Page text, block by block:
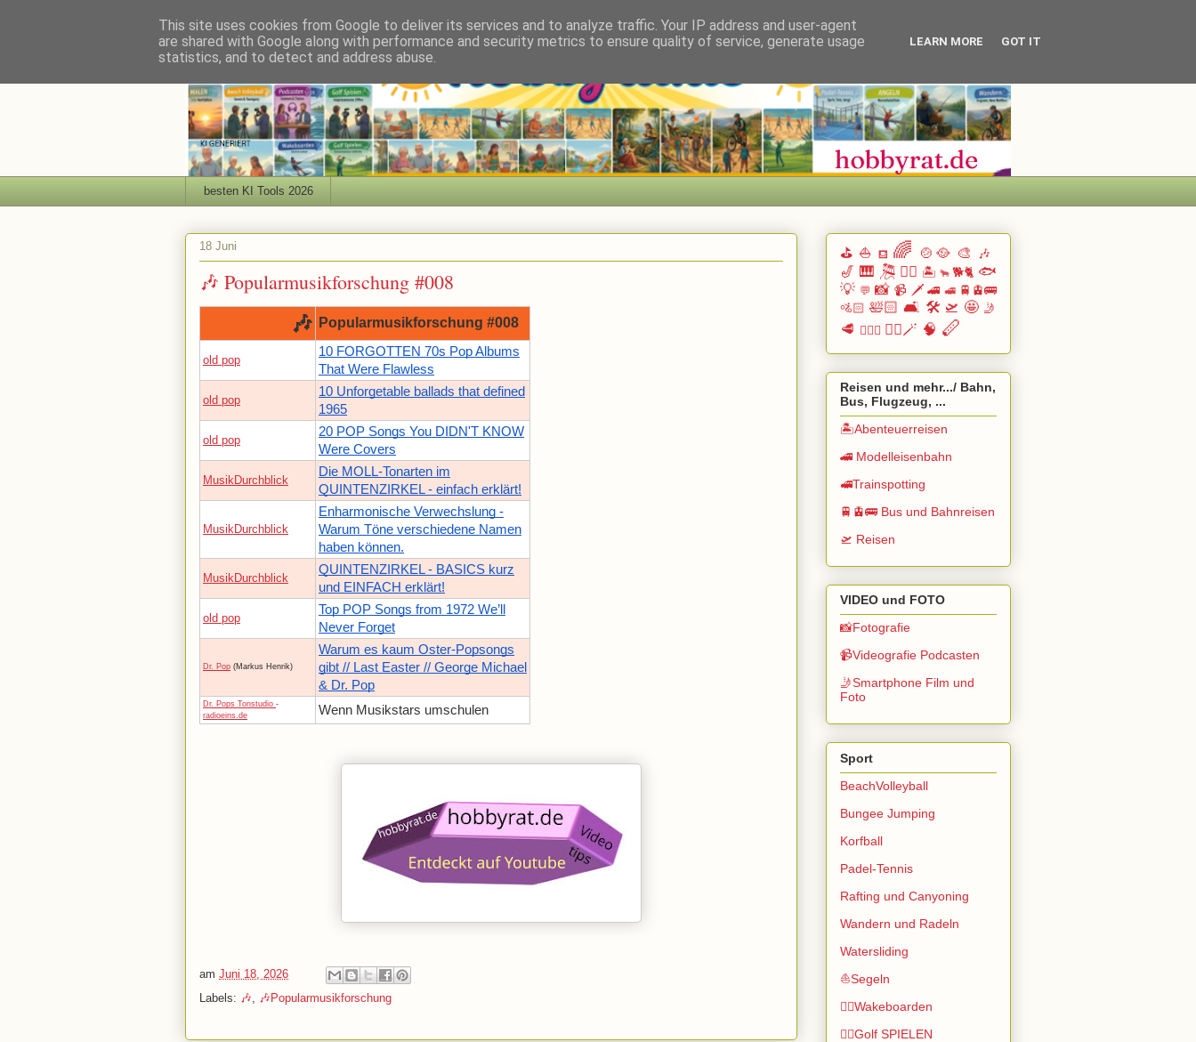
besten KI Tools 2026
18 Juni
🎶 Popularmusikforschung #008
🎶 Popularmusikforschung #008
old pop
10 FORGOTTEN 70s Pop Albums
That Were Flawless
old pop
10 Unforgetable ballads that defined
1965
old pop
20 POP Songs You DIDN'T KNOW
Were Covers
MusikDurchblick
Die MOLL-Tonarten im
QUINTENZIRKEL - einfach erklärt!
MusikDurchblick
Enharmonische Verwechslung -
Warum Töne verschiedene Namen
haben können.
MusikDurchblick
QUINTENZIRKEL - BASICS kurz
und EINFACH erklärt!
old pop
Top POP Songs from 1972 We’ll
Never Forget
Dr. Pop (Markus Henrik)
Warum es kaum Oster-Popsongs
gibt // Last Easter // George Michael
& Dr. Pop
Dr. Pops Tonstudio -
radioeins.de
Wenn Musikstars umschulen
am Juni 18, 2026
Labels: 🎶 🎶Popularmusikforschung
⛳ ⛵ ⛾ 🌈 🍲🥘 🎨 🎶
🎷 🎹 🎘 🏄🏽 🏝️ 🐂 🐕🐈 🐟
💡 💬 📸 📹 🗡️ 🚄 🚅 🚆🚊🚌
🚵🏻 🛀🏻 🛋️ 🛠️ 🛫 🤩 🤳
🥩 🧗🏻‍♀️ 🧙‍♂️🪄 🧠 🪈
Reisen und mehr.../ Bahn,
Bus, Flugzeug, ...
🏝️Abenteuerreisen
🚄 Modelleisenbahn
🚅Trainspotting
🚆🚊🚌 Bus und Bahnreisen
🛫 Reisen
VIDEO und FOTO
📸Fotografie
📹Videografie Podcasten
🤳Smartphone Film und
Foto
Sport
BeachVolleyball
Bungee Jumping
Korfball
Padel-Tennis
Rafting und Canyoning
Wandern und Radeln
Watersliding
⛵Segeln
🏄🏽Wakeboarden
🏌️‍♂️Golf SPIELEN
This site uses cookies from Google to deliver its services and to analyze traffic. Your IP address and user-agent
are shared with Google along with performance and security metrics to ensure quality of service, generate usage
statistics, and to detect and address abuse.
LEARN MORE GOT IT